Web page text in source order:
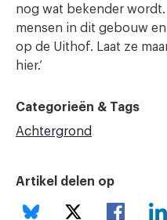
nog wat bekender
mensen in dit gebouw
op de Uithof. Laat ze
hier.’
Categorieën & Tags
Achtergrond
Artikel delen op